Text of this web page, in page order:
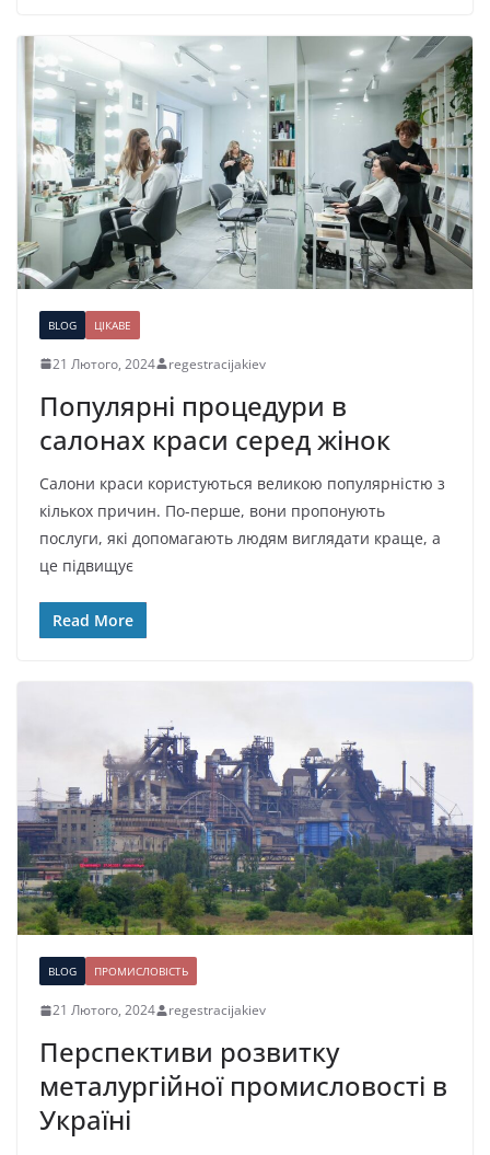
BLOG ЦІКАВЕ
21 Лютого, 2024 regestracijakiev
Популярні процедури в
салонах краси серед жінок
Салони краси користуються великою популярністю з
кількох причин. По-перше, вони пропонують
послуги, які допомагають людям виглядати краще, а
це підвищує
Read More
BLOG ПРОМИСЛОВІСТЬ
21 Лютого, 2024 regestracijakiev
Перспективи розвитку
металургійної промисловості в
Україні